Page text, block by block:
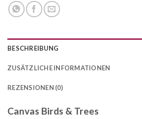
BESCHREIBUNG
ZUSÄTZLICHE INFORMATIONEN
REZENSIONEN (0)
Canvas Birds & Trees